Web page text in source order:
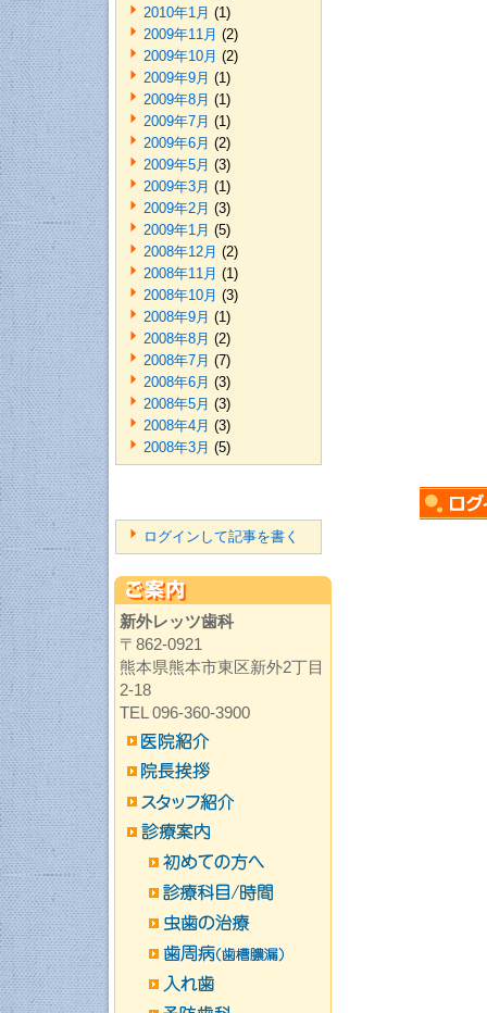
2010年1月 (1)
2009年11月 (2)
2009年10月 (2)
2009年9月 (1)
2009年8月 (1)
2009年7月 (1)
2009年6月 (2)
2009年5月 (3)
2009年3月 (1)
2009年2月 (3)
2009年1月 (5)
2008年12月 (2)
2008年11月 (1)
2008年10月 (3)
2008年9月 (1)
2008年8月 (2)
2008年7月 (7)
2008年6月 (3)
2008年5月 (3)
2008年4月 (3)
2008年3月 (5)
ログインして記事を書く
新外レッツ歯科
〒862-0921
熊本県熊本市東区新外2丁目
2-18
TEL 096-360-3900